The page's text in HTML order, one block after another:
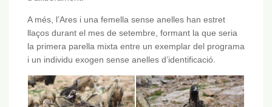
A més, l’Ares i una femella sense anelles han estret
llaços durant el mes de setembre, formant la que seria
la primera parella mixta entre un exemplar del programa
i un individu exogen sense anelles d’identificació.